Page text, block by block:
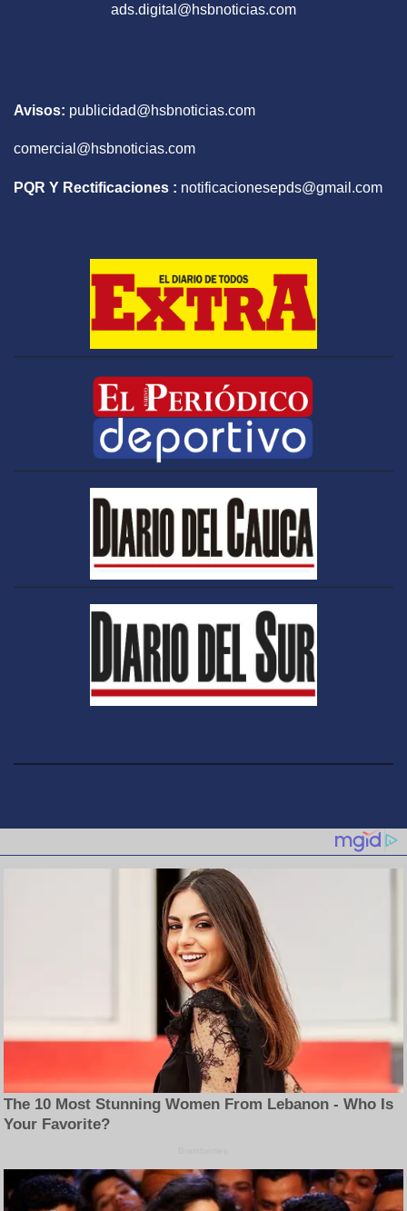
ads.digital@hsbnoticias.com
Avisos: publicidad@hsbnoticias.com
comercial@hsbnoticias.com
PQR Y Rectificaciones : notificacionesepds@gmail.com